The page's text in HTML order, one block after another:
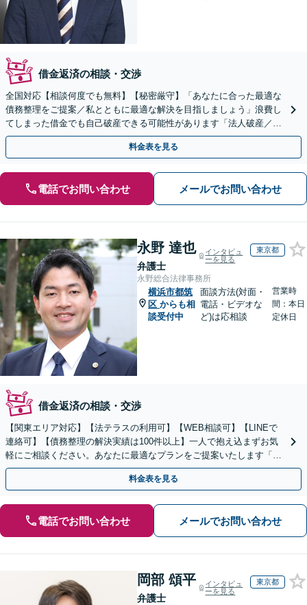
借金返済の相談・交渉
全国対応【相談何度でも無料】【秘密厳守】「あなたに合った最適な
債務整理をご提案／私とともに最適な解決を目指しましょう」浪費し
てしまった借金でも自己破産できる可能性があります「法人破産／コ
ロナ不況・物価高騰に苦しむ企業さまを救済」
料金表を見る
電話でお問い合わせ メールでお問い合わせ
永野 達也
弁護士
インタビュ
ーを見る
東京都
永野総合法律事務所
横浜市都筑
区 からも相
談受付中
面談方法(対面・
電話・ビデオな
ど)は応相談
営業時
間：本日
定休日
借金返済の相談・交渉
【関東エリア対応】【法テラスの利用可】【WEB相談可】【LINEで
連絡可】【債務整理の解決実績は100件以上】一人で抱え込まずお気
軽にご相談ください。あなたに最適なプランをご提案いたします「法
人破産にも強い弁護士」【休日・夜間対応】
料金表を見る
電話でお問い合わせ メールでお問い合わせ
岡部 頌平
弁護士
インタビュ
ーを見る
東京都